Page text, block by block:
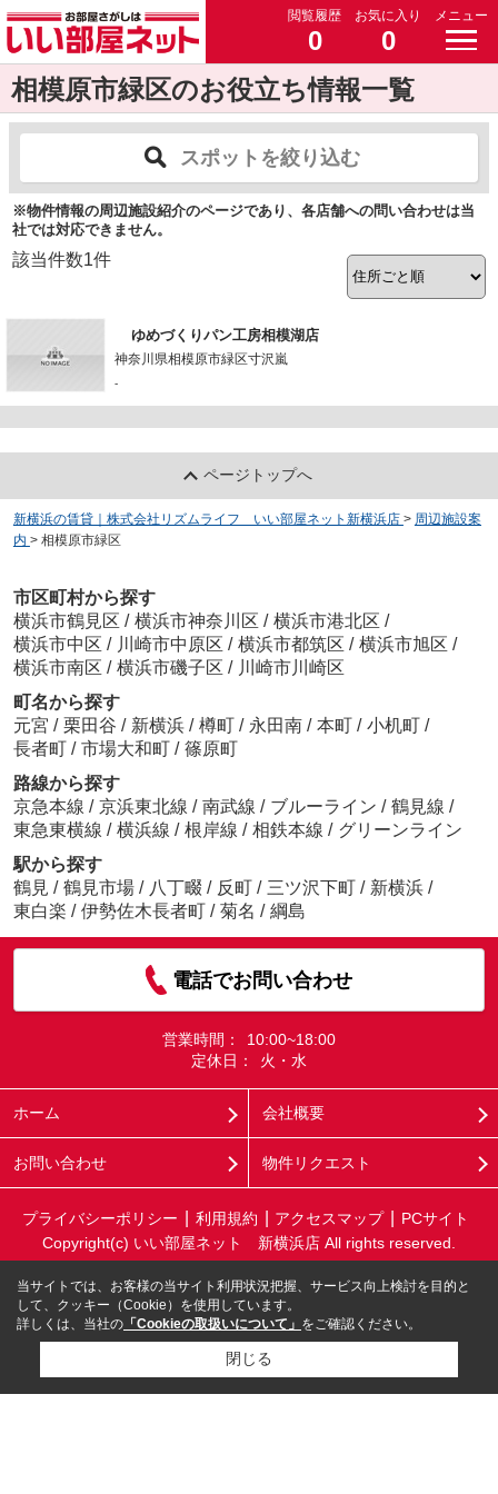
閲覧履歴
0
お気に入り
0
メニュー
相模原市緑区のお役立ち情報一覧
スポットを絞り込む
※物件情報の周辺施設紹介のページであり、各店舗への問い合わせは当
社では対応できません。
該当件数1件
ゆめづくりパン工房相模湖店
神奈川県相模原市緑区寸沢嵐
-
ページトップへ
新横浜の賃貸｜株式会社リズムライフ いい部屋ネット新横浜店 > 周辺施設案
内 > 相模原市緑区
市区町村から探す
横浜市鶴見区 / 横浜市神奈川区 / 横浜市港北区 /
横浜市中区 / 川崎市中原区 / 横浜市都筑区 / 横浜市旭区 /
横浜市南区 / 横浜市磯子区 / 川崎市川崎区
町名から探す
元宮 / 栗田谷 / 新横浜 / 樽町 / 永田南 / 本町 / 小机町 /
長者町 / 市場大和町 / 篠原町
路線から探す
京急本線 / 京浜東北線 / 南武線 / ブルーライン / 鶴見線 /
東急東横線 / 横浜線 / 根岸線 / 相鉄本線 / グリーンライン
駅から探す
鶴見 / 鶴見市場 / 八丁畷 / 反町 / 三ツ沢下町 / 新横浜 /
東白楽 / 伊勢佐木長者町 / 菊名 / 綱島
電話でお問い合わせ
営業時間：
10:00~18:00
定休日：
火・水
ホーム 会社概要
お問い合わせ 物件リクエスト
プライバシーポリシー 利用規約 アクセスマップ
PCサイト
Copyright(c) いい部屋ネット 新横浜店 All rights reserved.
当サイトでは、お客様の当サイト利用状況把握、サービス向上検討を目的と
して、クッキー（Cookie）を使用しています。
詳しくは、当社の 「Cookieの取扱いについて」 をご確認ください。
閉じる